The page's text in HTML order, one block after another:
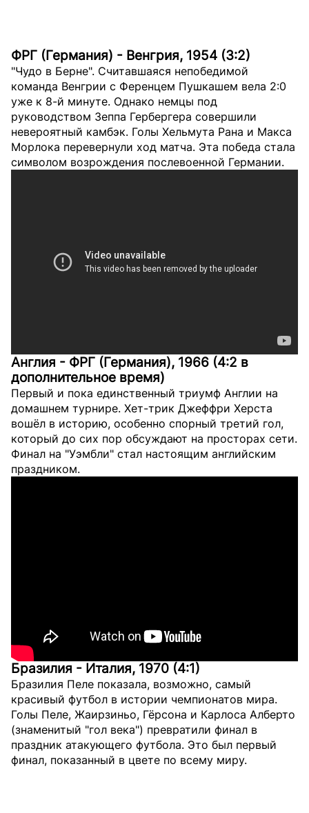
ФРГ (Германия) - Венгрия, 1954 (3:2)
"Чудо в Берне". Считавшаяся непобедимой
команда Венгрии с Ференцем Пушкашем вела 2:0
уже к 8-й минуте. Однако немцы под
руководством Зеппа Гербергера совершили
невероятный камбэк. Голы Хельмута Рана и Макса
Морлока перевернули ход матча. Эта победа стала
символом возрождения послевоенной Германии.
Англия - ФРГ (Германия), 1966 (4:2 в
дополнительное время)
Первый и пока единственный триумф Англии на
домашнем турнире. Хет-трик Джеффри Херста
вошёл в историю, особенно спорный третий гол,
который до сих пор обсуждают на просторах сети.
Финал на "Уэмбли" стал настоящим английским
праздником.
Бразилия - Италия, 1970 (4:1)
Бразилия Пеле показала, возможно, самый
красивый футбол в истории чемпионатов мира.
Голы Пеле, Жаирзиньо, Гёрсона и Карлоса Алберто
(знаменитый "гол века") превратили финал в
праздник атакующего футбола. Это был первый
финал, показанный в цвете по всему миру.